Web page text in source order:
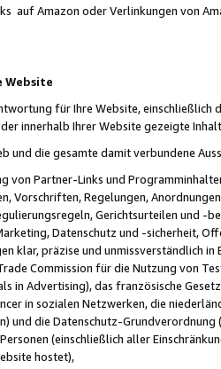
auf Amazon oder Verlinkungen von
Website
für Ihre Website,
innerhalb Ihrer Website gezeigte
und die gesamte damit verbundene
von Partner-Links und
Vorschriften, Regelungen,
Gerichtsurteilen und -
Datenschutz und -sicherheit,
klar, präzise und unmissverständlich
Commission für die Nutzung von
in Advertising), das französische
in sozialen Netzwerken, die
und die Datenschutz-
(einschließlich aller
hostet),